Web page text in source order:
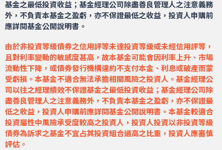
基金之最低投資收益；基金經理公司除盡善良管理人之注意義務
外，不負責本基金之盈虧，亦不保證最低之收益，投資人申購前
應詳閱基金公開說明書。
由於非投資等級債券之信用評等未達投資等級或未經信用評等，
且對利率變動的敏感度甚高，故本基金可能會因利率上升、市場
流動性下降，或債券發行機構違約不支付本金、利息或破產而蒙
受虧損。本基金不適合無法承擔相關風險之投資人。基金經理公
司以往之經理績效不保證基金之最低投資收益；基金經理公司除
盡善良管理人之注意義務外，不負責本基金之盈虧，亦不保證最
低之收益，投資人申購前應詳閱基金公開說明書。本基金較適合
投資屬性中風險承受度較高之投資人，投資人投資以非投資等級
債券為訴求之基金不宜占其投資組合過高之比重，投資人應審慎
評估。